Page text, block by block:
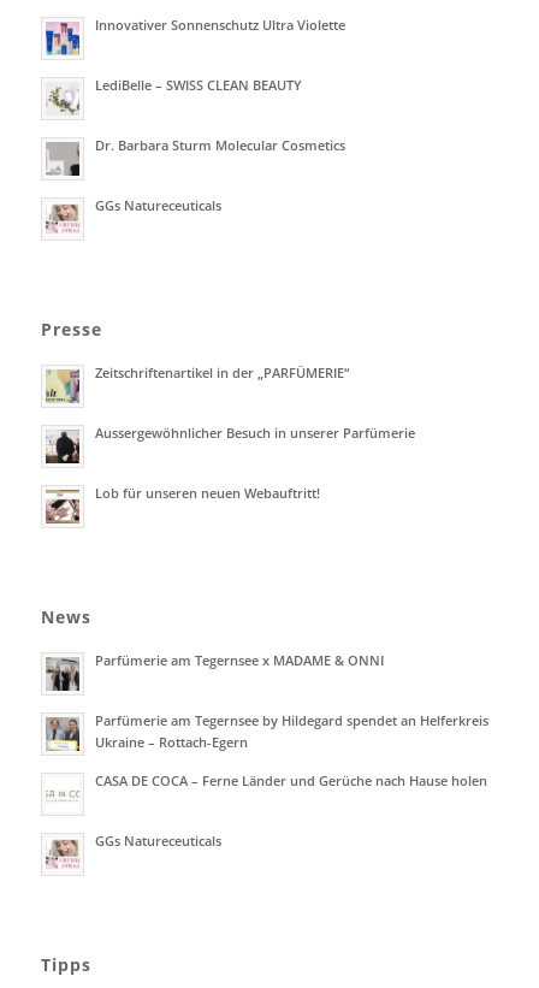
Innovativer Sonnenschutz Ultra Violette
LediBelle – SWISS CLEAN BEAUTY
Dr. Barbara Sturm Molecular Cosmetics
GGs Natureceuticals
Presse
Zeitschriftenartikel in der „PARFÜMERIE“
Aussergewöhnlicher Besuch in unserer Parfümerie
Lob für unseren neuen Webauftritt!
News
Parfümerie am Tegernsee x MADAME & ONNI
Parfümerie am Tegernsee by Hildegard spendet an Helferkreis
Ukraine – Rottach-Egern
CASA DE COCA – Ferne Länder und Gerüche nach Hause holen
GGs Natureceuticals
Tipps